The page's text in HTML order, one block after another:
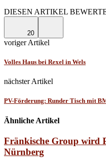
DIESEN ARTIKEL
20
voriger Artikel
Volles Haus bei Rexel in Wels
nächster Artikel
PV-Förderung: Runder Tisch mit
Ähnliche Artikel
Fränkische Group wird
Nürnberg